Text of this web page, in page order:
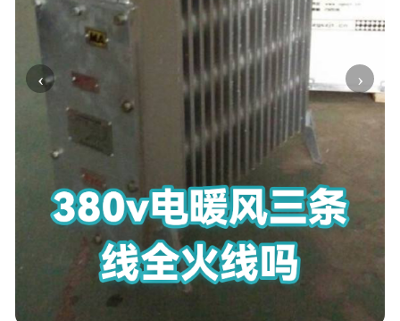
‹ ›